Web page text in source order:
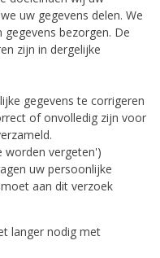
uw gegevens delen. We
bezorgen. De
zijn in dergelijke
gegevens te corrigeren
of onvolledig zijn voor
worden vergeten')
uw persoonlijke
aan dit verzoek
langer nodig met